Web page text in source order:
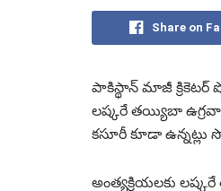
Share on
పాకిస్థాన్ మాజీ క్రికెటర్
లష్కరే తయ్యిబా
కసూరీ కూడా
అంత్యక్రియలకు